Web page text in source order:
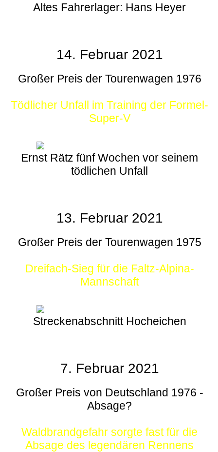
Altes Fahrerlager: Hans Heyer
14. Februar 2021
Großer Preis der Tourenwagen 1976
Tödlicher Unfall im Training der Formel-
Super-V
Ernst Rätz fünf Wochen vor seinem
tödlichen Unfall
13. Februar 2021
Großer Preis der Tourenwagen 1975
Dreifach-Sieg für die Faltz-Alpina-
Mannschaft
Streckenabschnitt Hocheichen
7. Februar 2021
Großer Preis von Deutschland 1976 -
Absage?
Waldbrandgefahr sorgte fast für die
Absage des legendären Rennens